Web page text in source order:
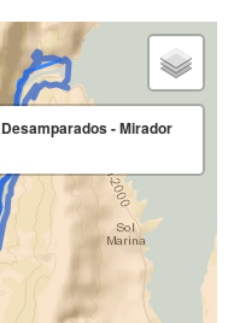
- Mirador